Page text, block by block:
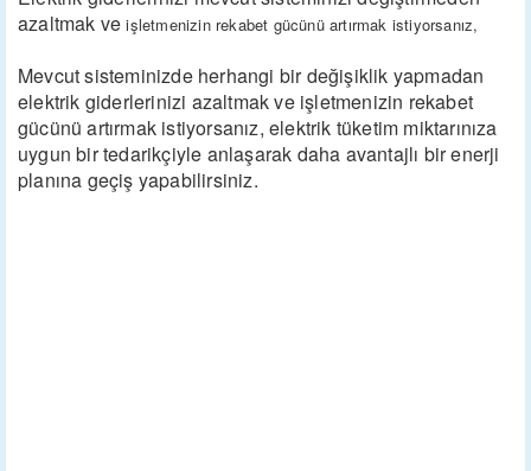
azaltmak ve işletmenizin rekabet gücünü artırmak istiyorsanız,
Mevcut sisteminizde herhangi bir değişiklik yapmadan
elektrik giderlerinizi azaltmak ve işletmenizin rekabet
gücünü artırmak istiyorsanız, elektrik tüketim miktarınıza
uygun bir tedarikçiyle anlaşarak daha avantajlı bir enerji
planına geçiş yapabilirsiniz.